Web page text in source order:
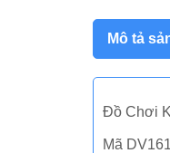
Mô tả
Đồ Chơi
Mã DV161